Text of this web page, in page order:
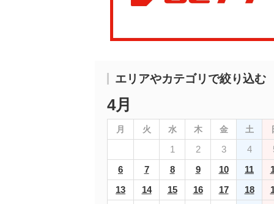
エリアやカテゴリで絞り込む
4月
月 火 水 木 金 土
1 2 3 4
6
7 8 9 10 11
13
14 15 16 17 18